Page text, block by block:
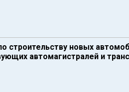
строительству новых
автомагистралей и